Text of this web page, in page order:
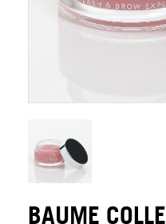
BAUME COLLE